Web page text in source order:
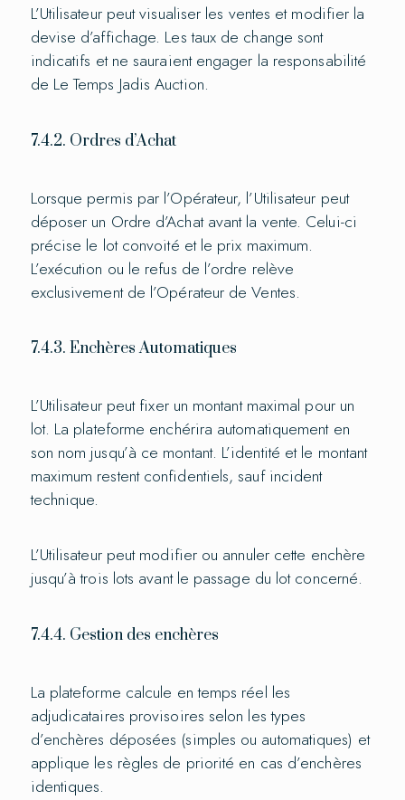
L’Utilisateur peut visualiser les ventes et modifier la
devise d’affichage. Les taux de change sont
indicatifs et ne sauraient engager la responsabilité
de Le Temps Jadis Auction.
7.4.2. Ordres d’Achat
Lorsque permis par l’Opérateur, l’Utilisateur peut
déposer un Ordre d’Achat avant la vente. Celui-ci
précise le lot convoité et le prix maximum.
L’exécution ou le refus de l’ordre relève
exclusivement de l’Opérateur de Ventes.
7.4.3. Enchères Automatiques
L’Utilisateur peut fixer un montant maximal pour un
lot. La plateforme enchérira automatiquement en
son nom jusqu’à ce montant. L’identité et le montant
maximum restent confidentiels, sauf incident
technique.
L’Utilisateur peut modifier ou annuler cette enchère
jusqu’à trois lots avant le passage du lot concerné.
7.4.4. Gestion des enchères
La plateforme calcule en temps réel les
adjudicataires provisoires selon les types
d’enchères déposées (simples ou automatiques) et
applique les règles de priorité en cas d’enchères
identiques.